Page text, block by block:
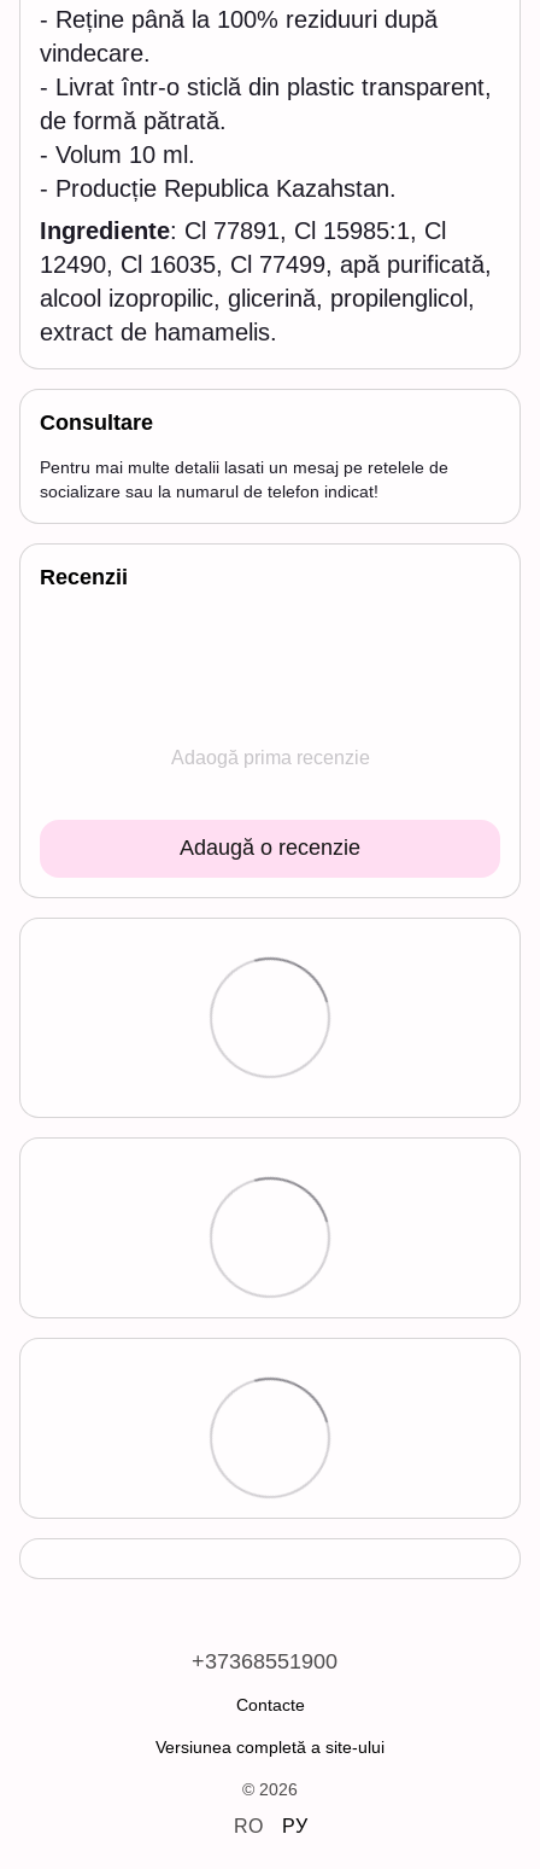
- Reține până la 100% reziduuri după
vindecare.
- Livrat într-o sticlă din plastic transparent,
de formă pătrată.
- Volum 10 ml.
- Producție Republica Kazahstan.
Ingrediente: Cl 77891, Cl 15985:1, Cl
12490, Cl 16035, Cl 77499, apă purificată,
alcool izopropilic, glicerină, propilenglicol,
extract de hamamelis.
Consultare
Pentru mai multe detalii lasati un mesaj pe retelele de
socializare sau la numarul de telefon indicat!
Recenzii
Adaogă prima recenzie
Adaugă o recenzie
+37368551900
Contacte
Versiunea completă a site-ului
© 2026
RO РУ